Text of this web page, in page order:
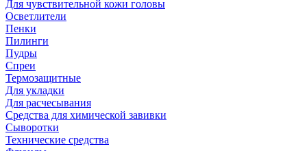
Для чувствительной кожи головы
Осветлители
Пенки
Пилинги
Пудры
Спреи
Термозащитные
Для укладки
Для расчесывания
Средства для химической завивки
Сыворотки
Технические средства